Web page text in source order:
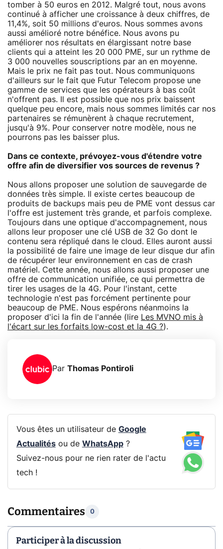
tomber à 50 euros en 2012. Malgré tout, nous avons
continué à afficher une croissance à deux chiffres, de
11,4%, soit 50 millions d'euros. Nous sommes avons
aussi amélioré notre bénéfice. Nous avons pu
améliorer nos résultats en élargissant notre base
clients qui a atteint les 20 000 PME, sur un rythme de
3 000 nouvelles souscriptions par an en moyenne.
Mais le prix ne fait pas tout. Nous communiquons
d'ailleurs sur le fait que Futur Telecom propose une
gamme de services que les opérateurs à bas coût
n'offrent pas. Il est possible que nos prix baissent
quelque peu encore, mais nous sommes limités car nos
partenaires se rémunèrent à chaque recrutement,
jusqu'à 9%. Pour conserver notre modèle, nous ne
pourrons pas les baisser plus.
Dans ce contexte, prévoyez-vous d'étendre votre
offre afin de diversifier vos sources de revenus ?
Nous allons proposer une solution de sauvegarde de
données très simple. Il existe certes beaucoup de
produits de backups mais peu de PME vont dessus car
l'offre est justement très grande, et parfois complexe.
Toujours dans une optique d'accompagnement, nous
allons leur proposer une clé USB de 32 Go dont le
contenu sera répliqué dans le cloud. Elles auront aussi
la possibilité de faire une image de leur disque dur afin
de récupérer leur environnement en cas de crash
matériel. Cette année, nous allons aussi proposer une
offre de communication unifiée, ce qui permettra de
tirer les usages de la 4G. Pour l'instant, cette
technologie n'est pas forcément pertinente pour
beaucoup de PME. Nous espérons néanmoins la
proposer d'ici la fin de l'année (lire Les MVNO mis à
l'écart sur les forfaits low-cost et la 4G ?).
Par Thomas Pontiroli
Vous êtes un utilisateur de Google
Actualitésou de WhatsApp?
Suivez-nous pour ne rien rater de l'actu
tech !
Commentaires 0
Participer à la discussion